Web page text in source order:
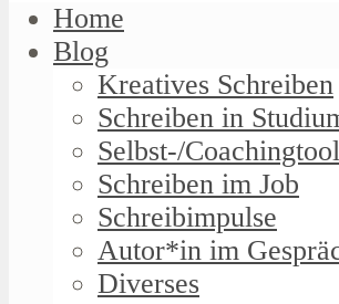
Home
Blog
Kreatives Schreiben
Schreiben in
Selbst-/
Schreiben im Job
Schreibimpulse
Autor*in im
Diverses